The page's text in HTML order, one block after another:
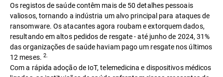
Os registos de saúde contêm mais de 50 detalhes pessoais
valiosos, tornando a indústria um alvo principal para ataques de
ransomware. Os atacantes agora roubam e extorquem dados,
resultando em altos pedidos de resgate - até junho de 2024, 31%
das organizações de saúde haviam pago um resgate nos últimos
12 meses. 2.
Com a rápida adoção de IoT, telemedicina e dispositivos médicos